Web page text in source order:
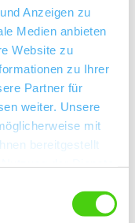
Anzeigen zu
Medien anbieten
Website zu
zu Ihrer
Partner für
weiter. Unsere
mit
bereitgestellt